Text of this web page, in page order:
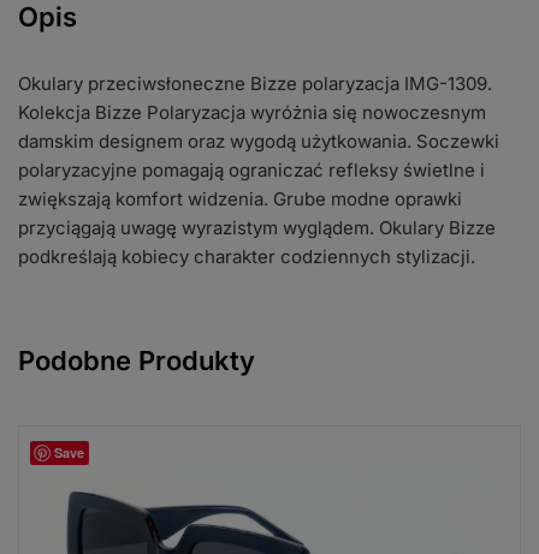
Opis
Okulary przeciwsłoneczne Bizze polaryzacja IMG-1309.
Kolekcja Bizze Polaryzacja wyróżnia się nowoczesnym
damskim designem oraz wygodą użytkowania. Soczewki
polaryzacyjne pomagają ograniczać refleksy świetlne i
zwiększają komfort widzenia. Grube modne oprawki
przyciągają uwagę wyrazistym wyglądem. Okulary Bizze
podkreślają kobiecy charakter codziennych stylizacji.
Podobne Produkty
Save